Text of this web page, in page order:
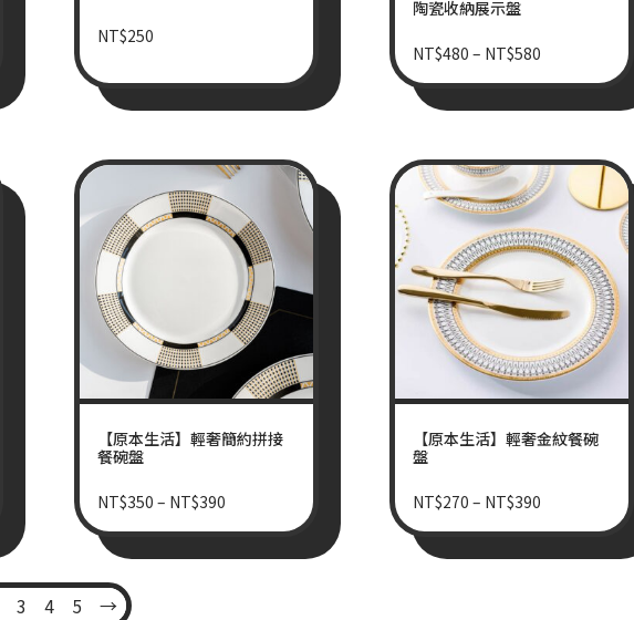
NT$250
陶瓷收納展示盤
NT$480 – NT$580
【原本生活】輕奢簡約拼接
餐碗盤
NT$350 – NT$390
【原本生活】輕奢金紋餐碗
盤
NT$270 – NT$390
3 4 5 →